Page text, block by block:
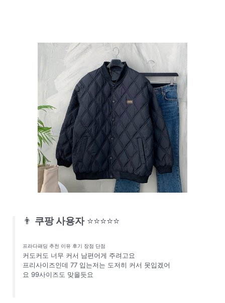
👨 쿠팡 사용자 ⭐⭐⭐⭐⭐
프라다패딩 추천 이유 후기 장점 단점
커도커도 너무 커서 남편어게 주려고요
프리사이즈인데 77 입는저는 도저히 커서 못입겠어
요 99사이즈도 맞을듯요